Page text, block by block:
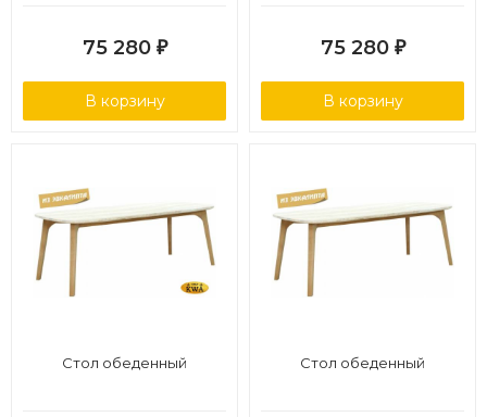
75 280 ₽
В корзину
75 280 ₽
В корзину
Стол обеденный Стол обеденный